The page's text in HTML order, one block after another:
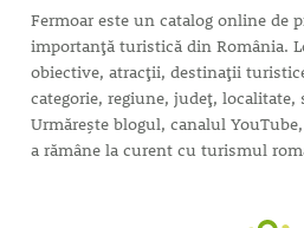
Fermoar este un catalog online de
importanță turistică din România.
obiective, atracții, destinații
categorie, regiune, județ,
Urmărește blogul, canalul
a rămâne la curent cu turismul